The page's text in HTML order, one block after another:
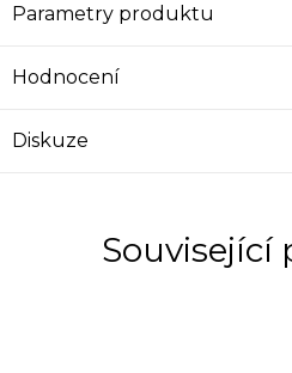
Parametry produktu
Hodnocení
Diskuze
Související